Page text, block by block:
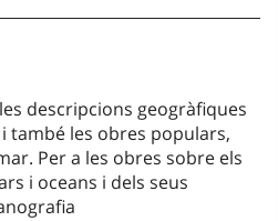
descripcions geogràfiques
també les obres populars,
Per a les obres sobre els
i oceans i dels seus